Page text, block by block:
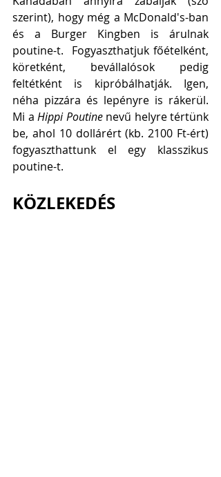
szerint), hogy még a McDonald's-ban
és a Burger Kingben is árulnak
poutine-t.  Fogyaszthatjuk főételként,
köretként, bevállalósok pedig
feltétként is kipróbálhatják. Igen,
néha pizzára és lepényre is rákerül.
Mi a Hippi Poutine nevű helyre tértünk
be, ahol 10 dollárért (kb. 2100 Ft-ért)
fogyaszthattunk el egy klasszikus
poutine-t.
KÖZLEKEDÉS